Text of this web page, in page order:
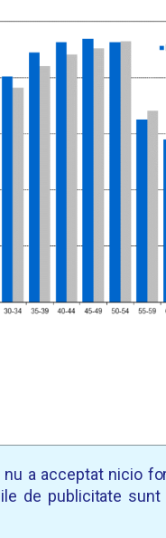
a acceptat nicio
de publicitate